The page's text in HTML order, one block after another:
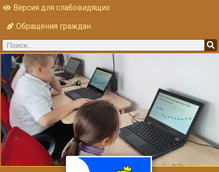
Версия для слабовидящих
Обращения граждан